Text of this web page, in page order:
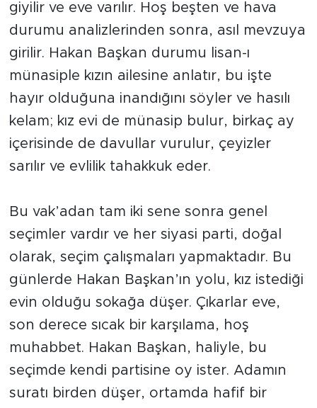
giyilir ve eve varılır. Hoş beşten ve hava
durumu analizlerinden sonra, asıl mevzuya
girilir. Hakan Başkan durumu lisan-ı
münasiple kızın ailesine anlatır, bu işte
hayır olduğuna inandığını söyler ve hasılı
kelam; kız evi de münasip bulur, birkaç ay
içerisinde de davullar vurulur, çeyizler
sarılır ve evlilik tahakkuk eder.
Bu vak’adan tam iki sene sonra genel
seçimler vardır ve her siyasi parti, doğal
olarak, seçim çalışmaları yapmaktadır. Bu
günlerde Hakan Başkan’ın yolu, kız istediği
evin olduğu sokağa düşer. Çıkarlar eve,
son derece sıcak bir karşılama, hoş
muhabbet. Hakan Başkan, haliyle, bu
seçimde kendi partisine oy ister. Adamın
suratı birden düşer, ortamda hafif bir